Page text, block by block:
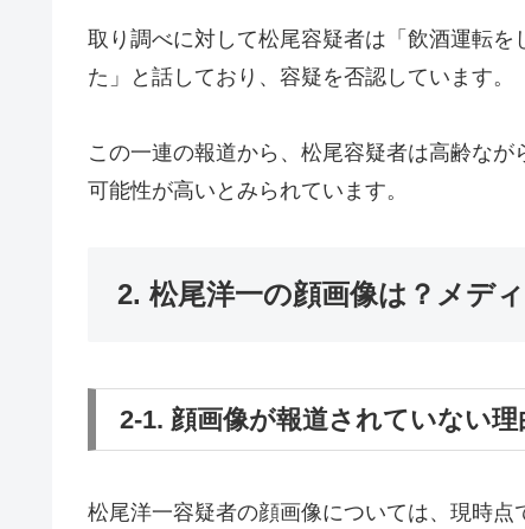
取り調べに対して松尾容疑者は「飲酒運転
た」と話しており、容疑を否認しています。
この一連の報道から、松尾容疑者は高齢な
可能性が高いとみられています。
2. 松尾洋一の顔画像は？メデ
2-1. 顔画像が報道されていない理
松尾洋一容疑者の顔画像については、現時点